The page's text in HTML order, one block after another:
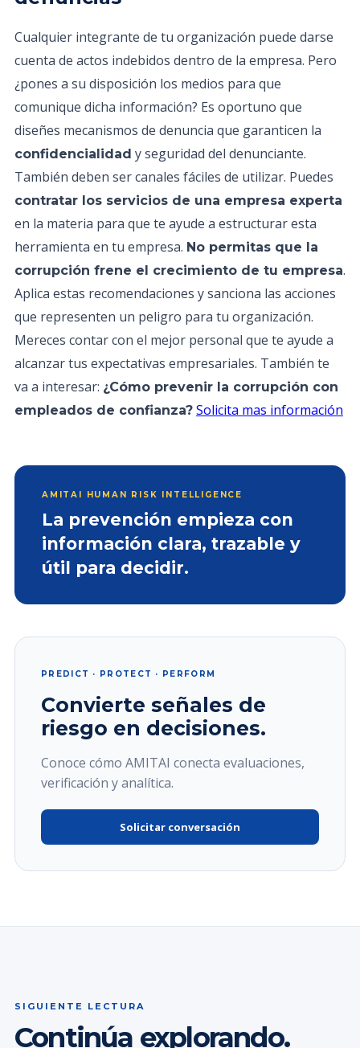
Cualquier integrante de tu organización puede darse
cuenta de actos indebidos dentro de la empresa. Pero
¿pones a su disposición los medios para que
comunique dicha información? Es oportuno que
diseñes mecanismos de denuncia que garanticen la
confidencialidad y seguridad del denunciante.
También deben ser canales fáciles de utilizar. Puedes
contratar los servicios de una empresa experta
en la materia para que te ayude a estructurar esta
herramienta en tu empresa. No permitas que la
corrupción frene el crecimiento de tu empresa.
Aplica estas recomendaciones y sanciona las acciones
que representen un peligro para tu organización.
Mereces contar con el mejor personal que te ayude a
alcanzar tus expectativas empresariales. También te
va a interesar: ¿Cómo prevenir la corrupción con
empleados de confianza? Solicita mas información
AMITAI HUMAN RISK INTELLIGENCE
La prevención empieza con
información clara, trazable y
útil para decidir.
PREDICT · PROTECT · PERFORM
Convierte señales de
riesgo en decisiones.
Conoce cómo AMITAI conecta evaluaciones,
verificación y analítica.
Solicitar conversación
SIGUIENTE LECTURA
Continúa explorando.